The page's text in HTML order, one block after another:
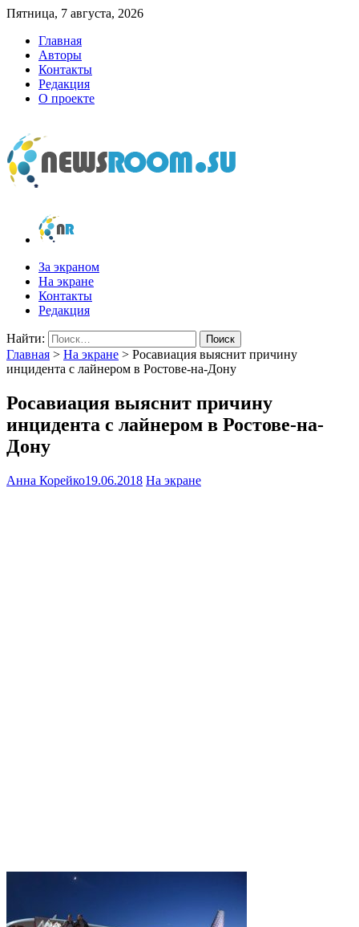
Пятница, 7 августа, 2026
Главная
Авторы
Контакты
Редакция
О проекте
newsroom.su
Новости о новостях
За экраном
На экране
Контакты
Редакция
Найти:
Главная > На экране > Росавиация выяснит причину
инцидента с лайнером в Ростове-на-Дону
Росавиация выяснит причину
инцидента с лайнером в Ростове-на-
Дону
Анна Корейко19.06.2018 На экране